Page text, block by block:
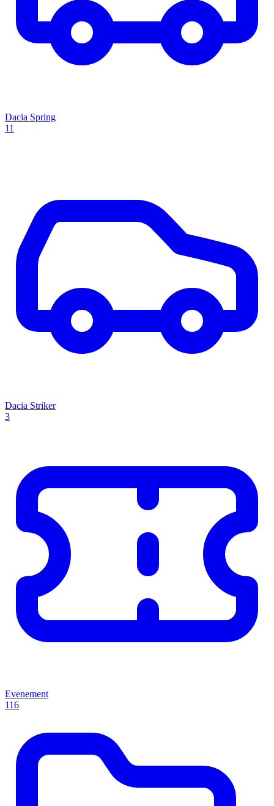
Dacia Spring
11
Dacia Striker
3
Evenement
116